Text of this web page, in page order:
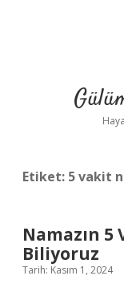
Etiket: 5 vakit
Namazın
Biliyoruz
Tarih: Kasım 1, 2024